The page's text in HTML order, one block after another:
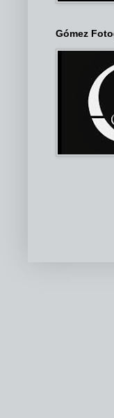
Gómez